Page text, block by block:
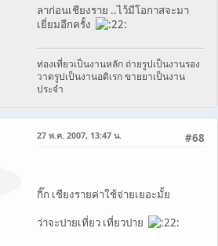
ลาก่อนเชียงราย ..ไว้มีโอกาสจะมา
เยี่ยมอีกครั้ง
ท่องเที่ยวเป็นงานหลัก ถ่ายรูปเป็นงานรอง
วาดรูปเป็นงานอดิเรก ขายยาเป็นงาน
ประจำ
#68
27 พ.ค. 2007, 13:47 น.
กิ๊ก เชียงรายค่าใช้จ่ายเยอะมั้ย
ว่าจะปายเที่ยว เที่ยวปาย